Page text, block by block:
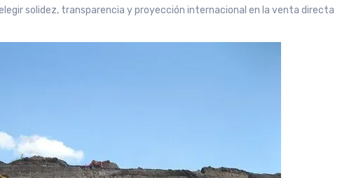
elegir solidez, transparencia y proyección internacional en la venta directa